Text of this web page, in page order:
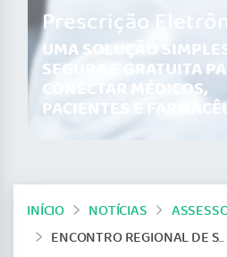
Prescrição
UMA SOLUÇÃO
SEGURA E GRATUITA
CONECTAR MÉDICOS,
PACIENTES E
INÍCIO NOTÍCIAS
ENCONTRO REGIONAL DE SERRINHA